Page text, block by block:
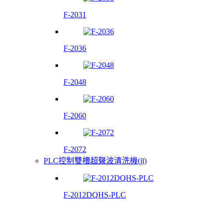
F-2031
F-2036
F-2048
F-2060
F-2072
PLC控制雙槽超聲波清洗機(jī)
F-2012DQHS-PLC